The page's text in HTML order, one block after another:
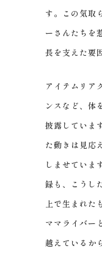
す。この気取
ーさんたちを
長を支えた要
アイテムリア
ンスなど、体
披露していま
た動きは見応
しませていま
録も、こうし
上で生まれた
ママライバー
越えているか